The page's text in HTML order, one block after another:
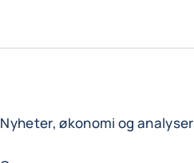
Nyheter, økonomi og analyser